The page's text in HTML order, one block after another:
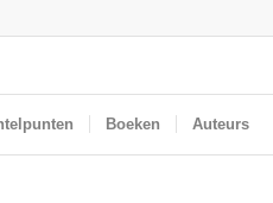
Boeken Auteurs